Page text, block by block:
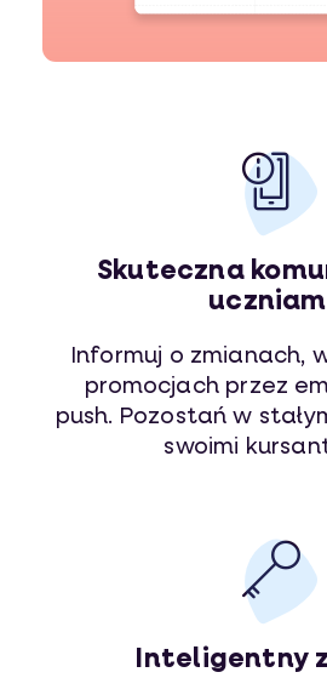
Skuteczna
Informuj o zmianach,
promocjach przez
push. Pozostań w
swoimi
Inteligentny